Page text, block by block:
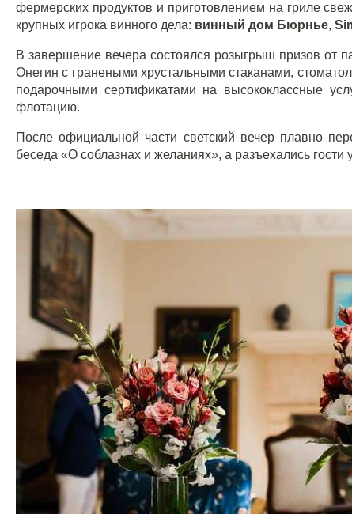
фермерских продуктов и приготовлением на гриле
крупных игрока винного дела: винный дом Бюрнье,
В завершение вечера состоялся розыгрыш призов от
Онегин с гранеными хрустальными стаканами,
подарочными сертификатами на высококлассные
флотацию.
После официальной части светский вечер плавно
беседа «О соблазнах и желаниях», а разъехались гости